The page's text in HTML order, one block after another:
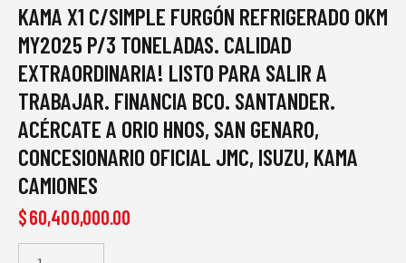
KAMA X1 C/SIMPLE FURGÓN REFRIGERADO 0KM
MY2025 P/3 TONELADAS. CALIDAD
EXTRAORDINARIA! LISTO PARA SALIR A
TRABAJAR. FINANCIA BCO. SANTANDER.
ACÉRCATE A ORIO HNOS, SAN GENARO,
CONCESIONARIO OFICIAL JMC, ISUZU, KAMA
CAMIONES
$60,400,000.00